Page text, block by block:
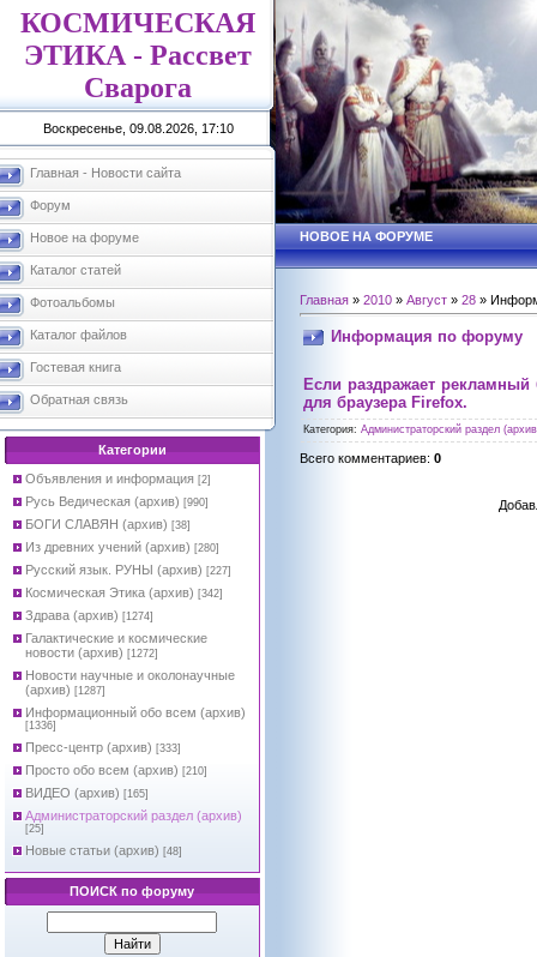
КОСМИЧЕСКАЯ
ЭТИКА - Рассвет
Сварога
Воскресенье, 09.08.2026, 17:10
Главная - Новости сайта
Форум
Новое на форуме
Каталог статей
Фотоальбомы
Каталог файлов
Гостевая книга
Обратная связь
Категории
Объявления и информация [2]
Русь Ведическая (архив) [990]
БОГИ СЛАВЯН (архив) [38]
Из древних учений (архив) [280]
Русский язык. РУНЫ (архив) [227]
Космическая Этика (архив) [342]
Здрава (архив) [1274]
Галактические и космические
новости (архив) [1272]
Новости научные и околонаучные
(архив) [1287]
Информационный обо всем (архив)
[1336]
Пресс-центр (архив) [333]
Просто обо всем (архив) [210]
ВИДЕО (архив) [165]
Администраторский раздел (архив)
[25]
Новые статьи (архив) [48]
ПОИСК по форуму
НОВОЕ НА ФОРУМЕ
Главная » 2010 » Август » 28 »
Информация по форуму
Если раздражает
для браузера Firefox.
Категория: Администраторский раздел
Всего комментариев: 0